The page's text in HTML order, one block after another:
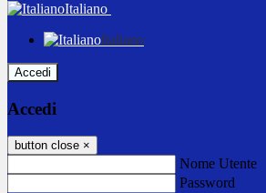
Italiano
Italiano
Accedi
Accedi
button close ×
Nome Utente
Password